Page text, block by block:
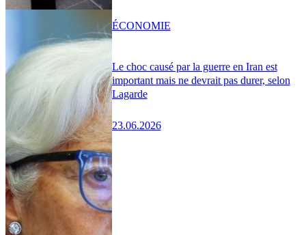
Le choc causé par la guerre en Iran est
important mais ne devrait pas durer, selon
Lagarde
23.06.2026
ÉCONOMIE